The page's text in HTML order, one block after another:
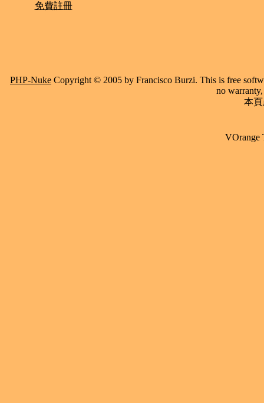
免費註冊
PHP-Nuke Copyright © 2005 by Francisco Burzi. This is free
no
本
VOrange